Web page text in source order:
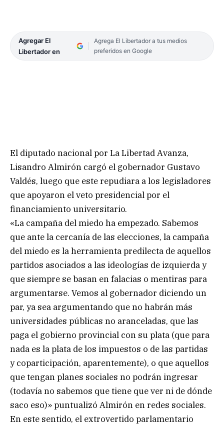
Agregar El
Libertador en
Agrega El Libertador a tus medios
preferidos en Google
El diputado nacional por La Libertad Avanza,
Lisandro Almirón cargó el gobernador Gustavo
Valdés, luego que este repudiara a los legisladores
que apoyaron el veto presidencial por el
financiamiento universitario.
«La campaña del miedo ha empezado. Sabemos
que ante la cercanía de las elecciones, la campaña
del miedo es la herramienta predilecta de aquellos
partidos asociados a las ideologías de izquierda y
que siempre se basan en falacias o mentiras para
argumentarse. Vemos al gobernador diciendo un
par, ya sea argumentando que no habrán más
universidades públicas no aranceladas, que las
paga el gobierno provincial con su plata (que para
nada es la plata de los impuestos o de las partidas
y coparticipación, aparentemente), o que aquellos
que tengan planes sociales no podrán ingresar
(todavía no sabemos que tiene que ver ni de dónde
saco eso)» puntualizó Almirón en redes sociales.
En este sentido, el extrovertido parlamentario